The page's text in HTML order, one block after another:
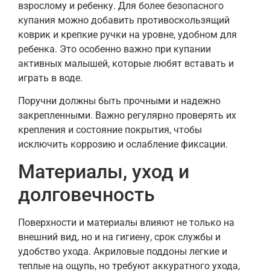
взрослому и ребенку. Для более безопасного
купания можно добавить противоскользящий
коврик и крепкие ручки на уровне, удобном для
ребенка. Это особенно важно при купании
активных малышей, которые любят вставать и
играть в воде.
Поручни должны быть прочными и надежно
закрепленными. Важно регулярно проверять их
крепления и состояние покрытия, чтобы
исключить коррозию и ослабление фиксации.
Материалы, уход и
долговечность
Поверхности и материалы влияют не только на
внешний вид, но и на гигиену, срок службы и
удобство ухода. Акриловые поддоны легкие и
теплые на ощупь, но требуют аккуратного ухода,